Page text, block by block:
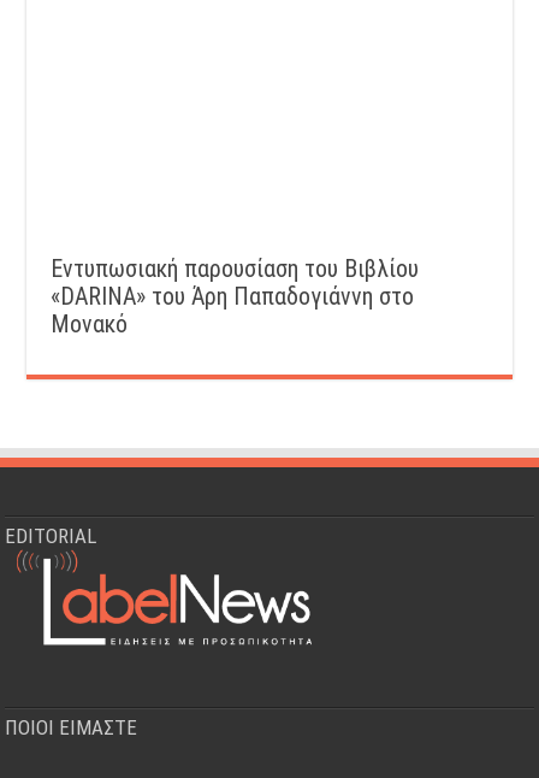
Εντυπωσιακή παρουσίαση του Βιβλίου
«DARINA» του Άρη Παπαδογιάννη στο
Μονακό
EDITORIAL
ΠΟΙΟΙ ΕΙΜΑΣΤΕ